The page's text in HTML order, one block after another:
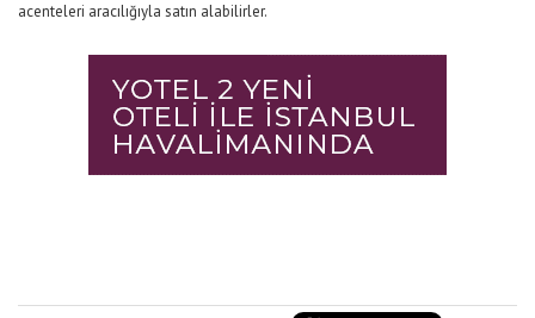
acenteleri aracılığıyla satın alabilirler.